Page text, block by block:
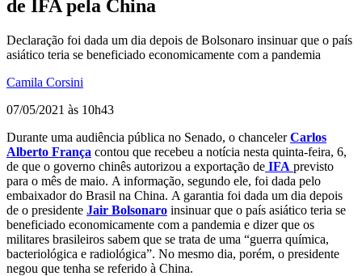
de IFA pela China
Declaração foi dada um dia depois de Bolsonaro insinuar que o país
asiático teria se beneficiado economicamente com a pandemia
Camila Corsini
07/05/2021 às 10h43
Durante uma audiência pública no Senado, o chancelerCarlos
Alberto França contou que recebeu a notícia nesta quinta-feira, 6,
de que o governo chinês autorizou a exportação de IFA previsto
para o mês de maio. A informação, segundo ele, foi dada pelo
embaixador do Brasil na China. A garantia foi dada um dia depois
de o presidente Jair Bolsonaro insinuar que o país asiático teria se
beneficiado economicamente com a pandemia e dizer que os
militares brasileiros sabem que se trata de uma “guerra química,
bacteriológica e radiológica”. No mesmo dia, porém, o presidente
negou que tenha se referido à China.